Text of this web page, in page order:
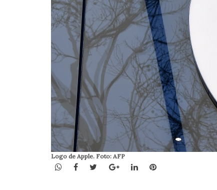
Logo de Apple. Foto: AFP
WhatsApp
Facebook
TwitterGoogle+LinkedInPinterest